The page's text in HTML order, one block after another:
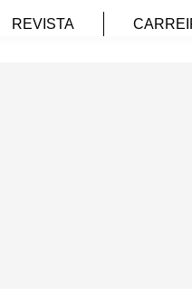
REVISTA